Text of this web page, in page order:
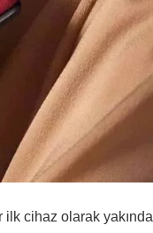
ilk cihaz olarak yakında